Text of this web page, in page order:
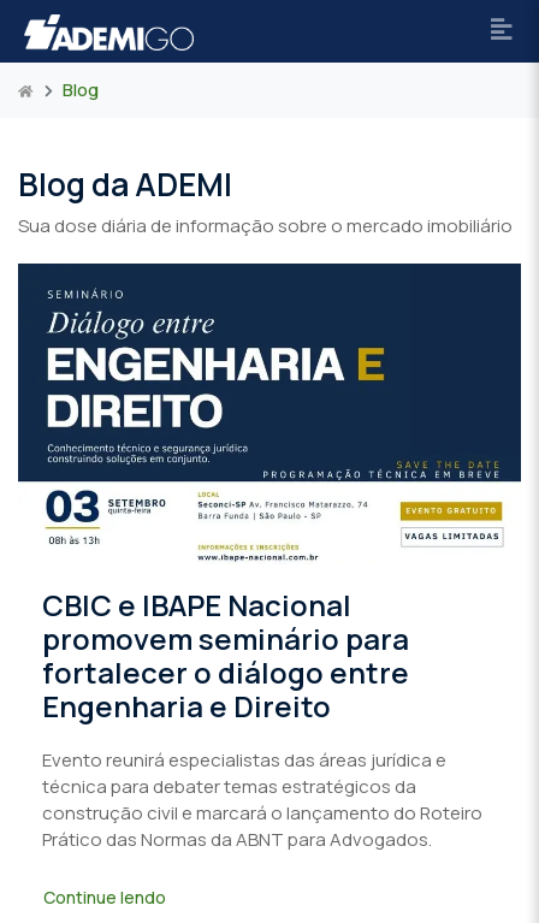
Blog
Blog da ADEMI
Sua dose diária de informação sobre o mercado imobiliário
CBIC e IBAPE Nacional
promovem seminário para
fortalecer o diálogo entre
Engenharia e Direito
Evento reunirá especialistas das áreas jurídica e
técnica para debater temas estratégicos da
construção civil e marcará o lançamento do Roteiro
Prático das Normas da ABNT para Advogados.
Continue lendo